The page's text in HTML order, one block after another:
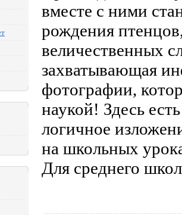
вместе с ними
рождения
величественных
захватывающая
фотографии,
наукой! Здесь
логичное
на школьных
Для среднего